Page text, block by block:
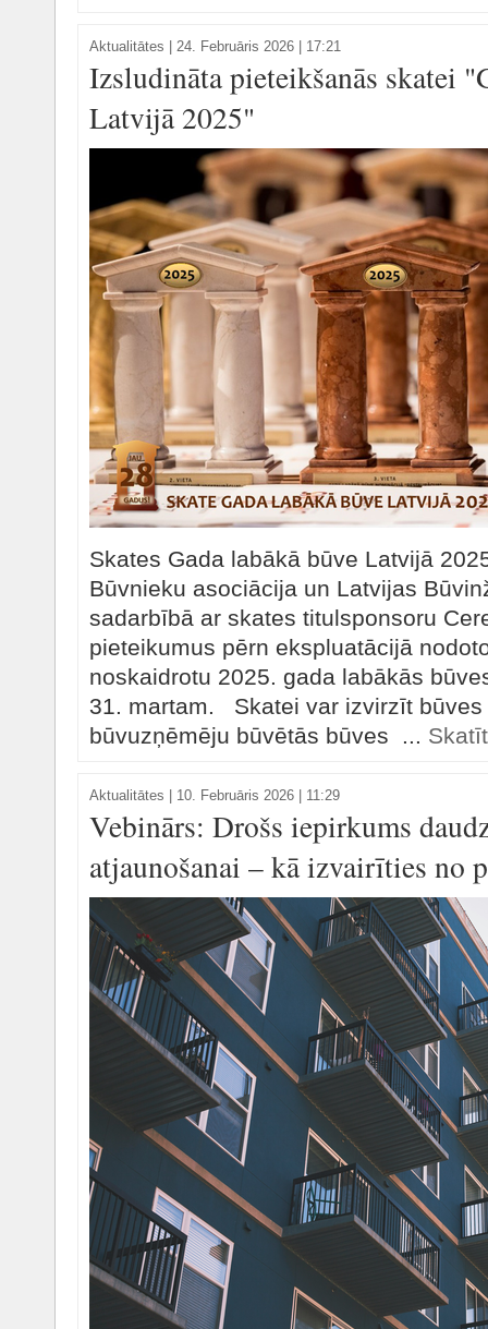
Aktualitātes 24. Februāris 2026 | 17:21
Izsludināta pieteikšanās skatei
Latvijā 2025"
Skates Gada labākā būve Latvijā
Būvnieku asociācija un Latvijas
sadarbībā ar skates titulsponsoru
pieteikumus pērn ekspluatācijā
noskaidrotu 2025. gada labākās
31. martam. Skatei var izvirzīt
būvuzņēmēju būvētās būves ...
Aktualitātes 10. Februāris 2026 | 11:29
Vebinārs: Drošs iepirkums
atjaunošanai – kā izvairīties no